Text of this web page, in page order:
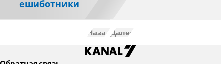
ешиботники
Назад Далее